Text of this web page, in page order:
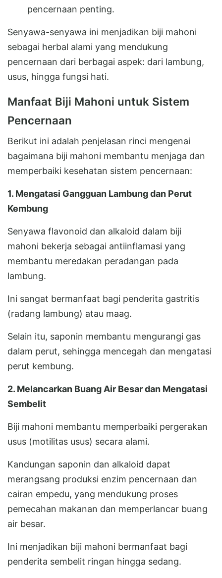
pencernaan penting.
Senyawa-senyawa ini menjadikan biji mahoni
sebagai herbal alami yang mendukung
pencernaan dari berbagai aspek: dari lambung,
usus, hingga fungsi hati.
Manfaat Biji Mahoni untuk Sistem
Pencernaan
Berikut ini adalah penjelasan rinci mengenai
bagaimana biji mahoni membantu menjaga dan
memperbaiki kesehatan sistem pencernaan:
1. Mengatasi Gangguan Lambung dan Perut
Kembung
Senyawa flavonoid dan alkaloid dalam biji
mahoni bekerja sebagai antiinflamasi yang
membantu meredakan peradangan pada
lambung.
Ini sangat bermanfaat bagi penderita gastritis
(radang lambung) atau maag.
Selain itu, saponin membantu mengurangi gas
dalam perut, sehingga mencegah dan mengatasi
perut kembung.
2. Melancarkan Buang Air Besar dan Mengatasi
Sembelit
Biji mahoni membantu memperbaiki pergerakan
usus (motilitas usus) secara alami.
Kandungan saponin dan alkaloid dapat
merangsang produksi enzim pencernaan dan
cairan empedu, yang mendukung proses
pemecahan makanan dan memperlancar buang
air besar.
Ini menjadikan biji mahoni bermanfaat bagi
penderita sembelit ringan hingga sedang.